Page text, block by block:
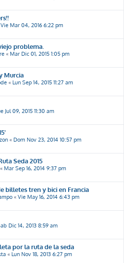
Vie Mar 04, 2016 6:22 pm
problema.
« Mar Dic 01, 2015 1:05 pm
Murcia
« Lun Sep 14, 2015 11:27 am
Jul 09, 2015 11:30 am
« Dom Nov 23, 2014 10:57 pm
Seda 2015
« Mar Sep 16, 2014 9:37 pm
billetes tren y bici en Francia
« Vie May 16, 2014 6:43 pm
Dic 14, 2013 8:59 am
por la ruta de la seda
« Lun Nov 18, 2013 6:27 pm